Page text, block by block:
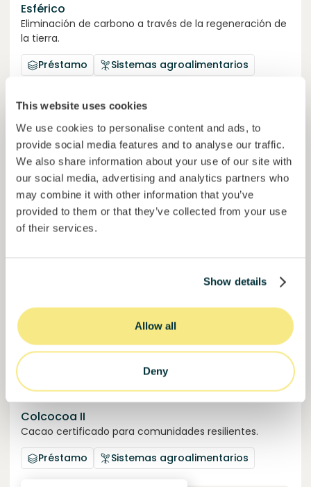
This website uses cookies
We use cookies to personalise content and ads, to
provide social media features and to analyse our traffic.
We also share information about your use of our site with
our social media, advertising and analytics partners who
may combine it with other information that you’ve
provided to them or that they’ve collected from your use
of their services.
Show details
Allow all
Deny
Esférico
Eliminación de carbono a través de la regeneración de
la tierra.
Préstamo
Sistemas agroalimentarios
6.3%
Invertido = 22459265€
44,9%
El proyecto está cogiendo impulso. Invierte ya. del objetivo
Murcia 50000000
Colcocoa II
Cacao certificado para comunidades resilientes.
Préstamo
Sistemas agroalimentarios